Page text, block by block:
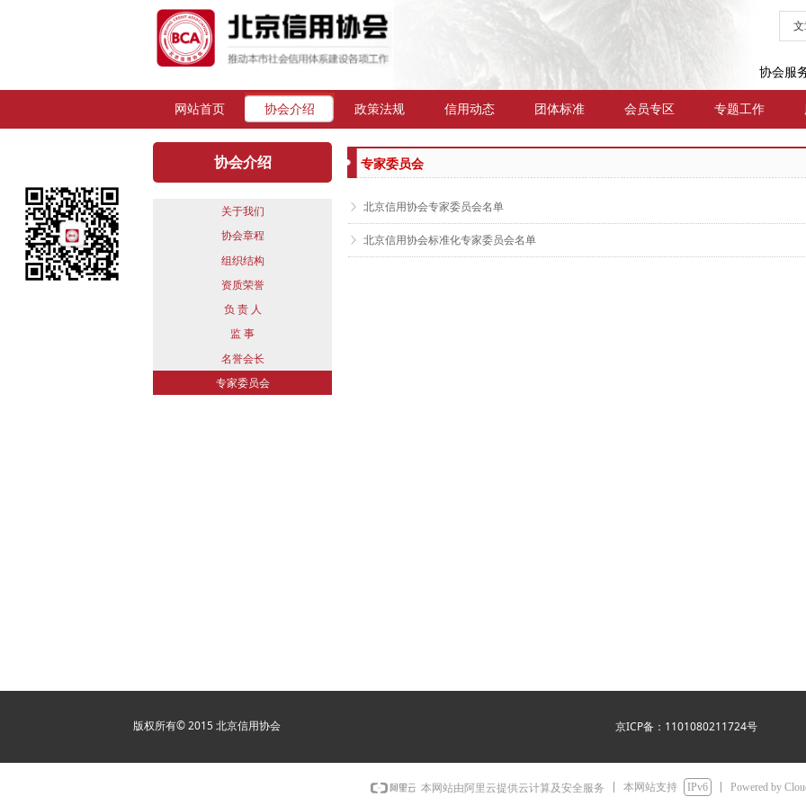
协会服
网站首页 协会介绍 政策法规 信用动态 团体标准 会员专区 专题工作
协会介绍 专家委员会
ꁕ 北京信用协会专家委员会名单
ꁕ 北京信用协会标准化专家委员会名单
关于我们
协会章程
组织结构
资质荣誉
负 责 人
监 事
名誉会长
专家委员会
版权所有© 2015 北京信用协会 京ICP备：1101080211724号
本网站由阿里云提供云计算及安全服务 本网站支持 IPv6 Powered by